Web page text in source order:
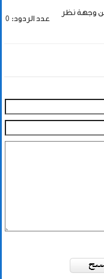
وجهة نظر
عدد الردود: 0